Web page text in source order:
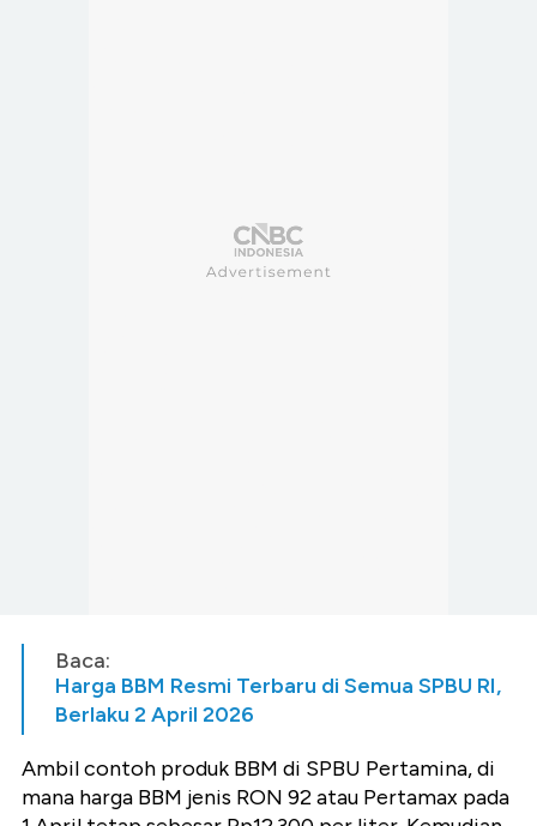
Baca:
Harga BBM Resmi Terbaru di Semua SPBU RI,
Berlaku 2 April 2026
Ambil contoh produk BBM di SPBU Pertamina, di
mana harga BBM jenis RON 92 atau Pertamax pada